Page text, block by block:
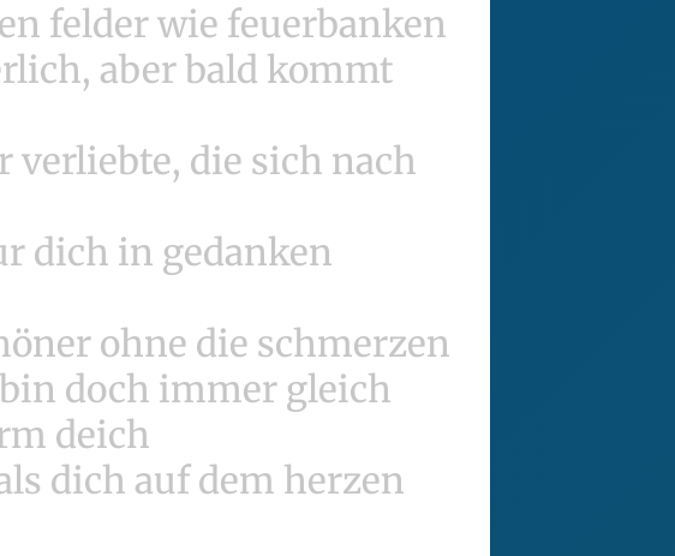
felder wie feuerbanken
aber bald kommt
die sich nach
dich in gedanken
ohne die schmerzen
doch immer gleich
deich
dich auf dem herzen